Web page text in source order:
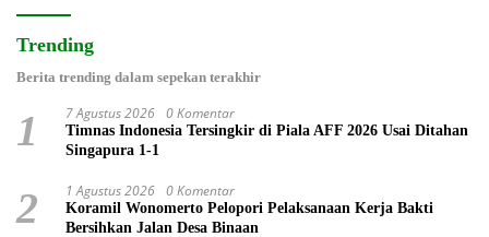
Trending
Berita trending dalam sepekan terakhir
1 7 Agustus 2026 0 Komentar
Timnas Indonesia Tersingkir di Piala AFF 2026 Usai Ditahan
Singapura 1-1
2 1 Agustus 2026 0 Komentar
Koramil Wonomerto Pelopori Pelaksanaan Kerja Bakti
Bersihkan Jalan Desa Binaan